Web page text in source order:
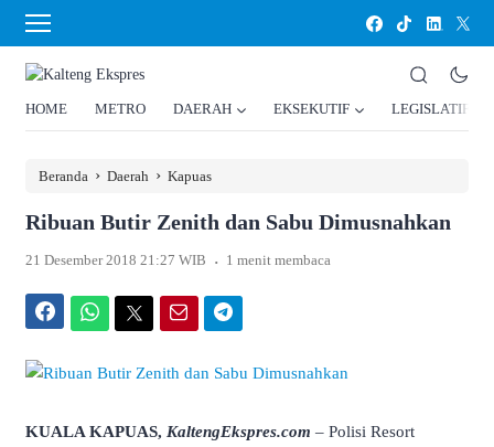
HOME METRO DAERAH EKSEKUTIF LEGISLATIF
Beranda › Daerah › Kapuas
Ribuan Butir Zenith dan Sabu Dimusnahkan
21 Desember 2018 21:27 WIB . 1 menit membaca
KUALA KAPUAS, KaltengEkspres.com – Polisi Resort